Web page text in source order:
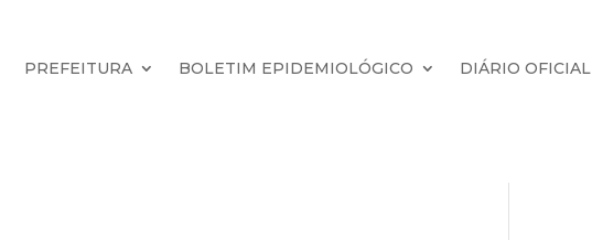
PREFEITURA BOLETIM EPIDEMIOLÓGICO DIÁRIO OFICIAL